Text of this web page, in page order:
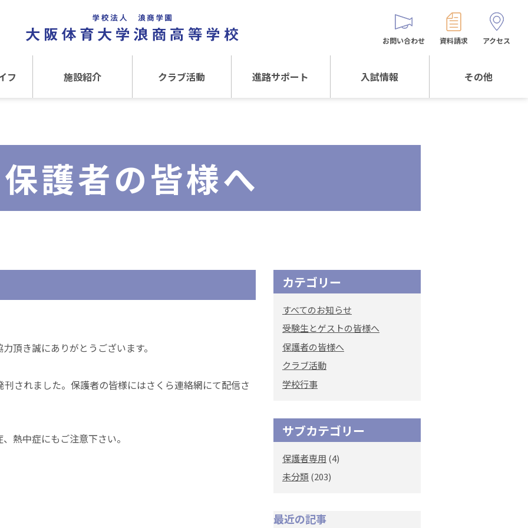
フ 施設紹介 クラブ活動
文化クラブ
進路サポート
内部進学について
入試情報 その他
お問い合わせ 資料請求 アクセス
保護者の皆様へ
頂き誠にありがとうございます。
されました。保護者の皆様にはさくら連絡網にて配信さ
熱中症にもご注意下さい。
カテゴリー
すべてのお知らせ
受験生とゲストの皆様へ
保護者の皆様へ
クラブ活動
学校行事
サブカテゴリー
保護者専用 (4)
未分類 (203)
最近の記事